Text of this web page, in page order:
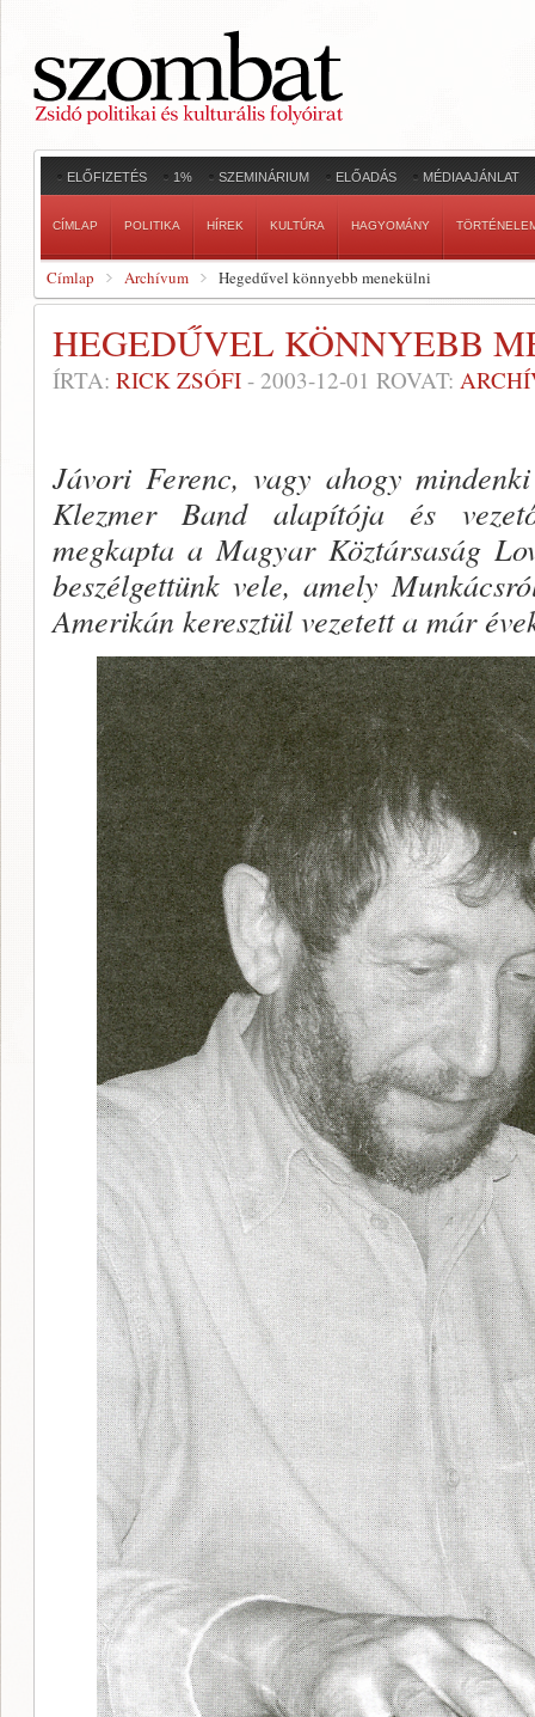
ELŐFIZETÉS 1% SZEMINÁRIUM ELŐADÁS MÉDIAAJÁNLAT
CÍMLAP POLITIKA HÍREK KULTÚRA HAGYOMÁNY
Címlap Archívum Hegedűvel könnyebb menekülni
HEGEDŰVEL KÖNNYEBB
ÍRTA: RICK ZSÓFI - 2003-12-01 ROVAT:
Jávori Ferenc, vagy ahogy
Klezmer Band alapítója és
megkapta a Magyar Köztársaság
beszélgettünk vele, amely
Amerikán keresztül vezetett a már